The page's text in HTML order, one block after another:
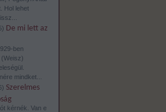
Hol lehet
) De mi lett az
ben
(Weisz)
mindket...
) Szerelmes
kérnék. Van e